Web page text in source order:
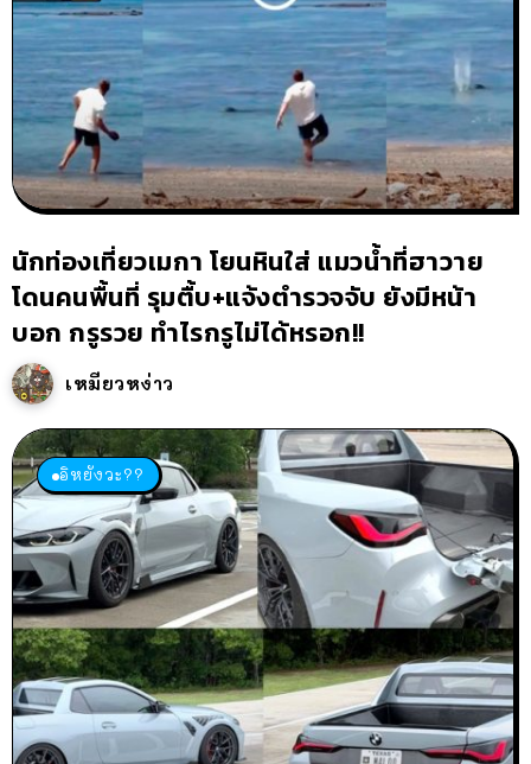
นักท่องเที่ยวเมกา โยนหินใส่ แมวน้ำที่ฮาวาย
โดนคนพื้นที่ รุมตื้บ+แจ้งตำรวจจับ ยังมีหน้า
บอก กรูรวย ทำไรกรูไม่ได้หรอก!!
เหมียวหง่าว
อิหยังวะ??